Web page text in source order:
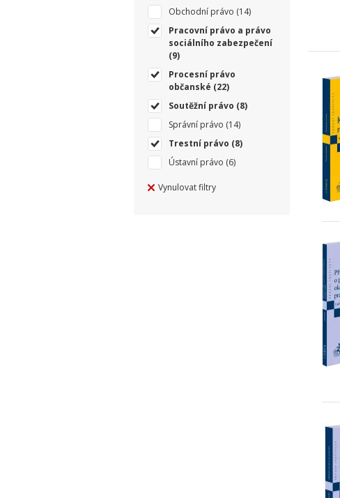
Obchodní právo (14)
Pracovní právo a právo
sociálního zabezpečení
(9)
Procesní právo
občanské (22)
Soutěžní právo (8)
Správní právo (14)
Trestní právo (8)
Ústavní právo (6)
Vynulovat filtry